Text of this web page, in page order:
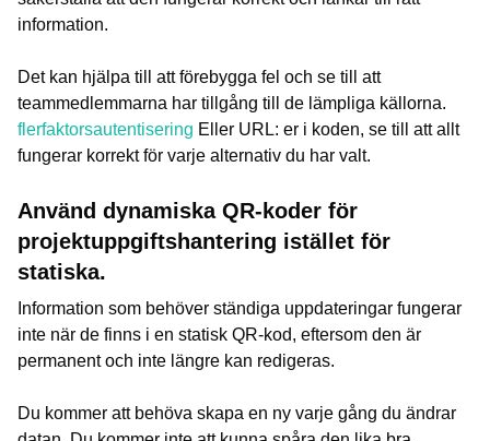
information.
Det kan hjälpa till att förebygga fel och se till att
teammedlemmarna har tillgång till de lämpliga källorna.
flerfaktorsautentisering Eller URL: er i koden, se till att allt
fungerar korrekt för varje alternativ du har valt.
Använd dynamiska QR-koder för
projektuppgiftshantering istället för
statiska.
Information som behöver ständiga uppdateringar fungerar
inte när de finns i en statisk QR-kod, eftersom den är
permanent och inte längre kan redigeras.
Du kommer att behöva skapa en ny varje gång du ändrar